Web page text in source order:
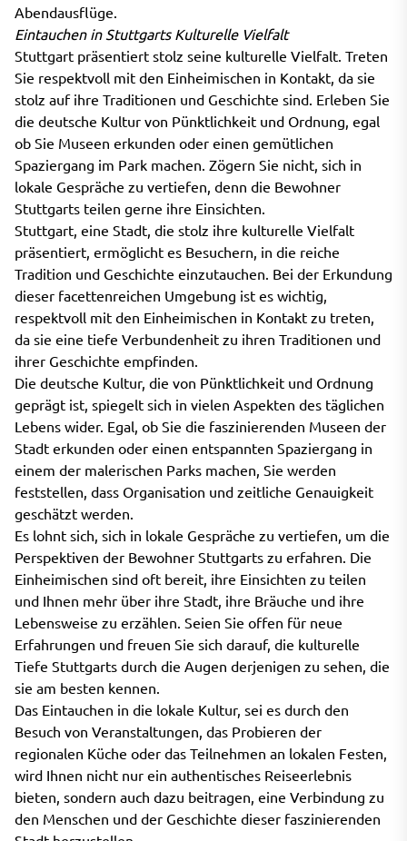
Abendausflüge.
Eintauchen in Stuttgarts Kulturelle Vielfalt
Stuttgart präsentiert stolz seine kulturelle Vielfalt. Treten
Sie respektvoll mit den Einheimischen in Kontakt, da sie
stolz auf ihre Traditionen und Geschichte sind. Erleben Sie
die deutsche Kultur von Pünktlichkeit und Ordnung, egal
ob Sie Museen erkunden oder einen gemütlichen
Spaziergang im Park machen. Zögern Sie nicht, sich in
lokale Gespräche zu vertiefen, denn die Bewohner
Stuttgarts teilen gerne ihre Einsichten.
Stuttgart, eine Stadt, die stolz ihre kulturelle Vielfalt
präsentiert, ermöglicht es Besuchern, in die reiche
Tradition und Geschichte einzutauchen. Bei der Erkundung
dieser facettenreichen Umgebung ist es wichtig,
respektvoll mit den Einheimischen in Kontakt zu treten,
da sie eine tiefe Verbundenheit zu ihren Traditionen und
ihrer Geschichte empfinden.
Die deutsche Kultur, die von Pünktlichkeit und Ordnung
geprägt ist, spiegelt sich in vielen Aspekten des täglichen
Lebens wider. Egal, ob Sie die faszinierenden Museen der
Stadt erkunden oder einen entspannten Spaziergang in
einem der malerischen Parks machen, Sie werden
feststellen, dass Organisation und zeitliche Genauigkeit
geschätzt werden.
Es lohnt sich, sich in lokale Gespräche zu vertiefen, um die
Perspektiven der Bewohner Stuttgarts zu erfahren. Die
Einheimischen sind oft bereit, ihre Einsichten zu teilen
und Ihnen mehr über ihre Stadt, ihre Bräuche und ihre
Lebensweise zu erzählen. Seien Sie offen für neue
Erfahrungen und freuen Sie sich darauf, die kulturelle
Tiefe Stuttgarts durch die Augen derjenigen zu sehen, die
sie am besten kennen.
Das Eintauchen in die lokale Kultur, sei es durch den
Besuch von Veranstaltungen, das Probieren der
regionalen Küche oder das Teilnehmen an lokalen Festen,
wird Ihnen nicht nur ein authentisches Reiseerlebnis
bieten, sondern auch dazu beitragen, eine Verbindung zu
den Menschen und der Geschichte dieser faszinierenden